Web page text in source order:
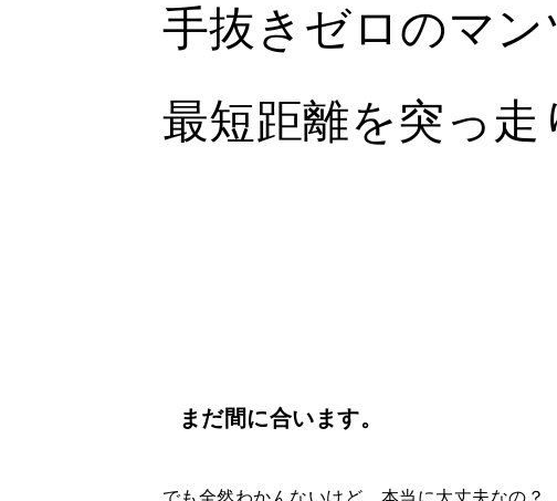
手抜きゼロのマ
最短距離を突っ走
まだ間に合います。
でも全然わかんないけど，本当に大丈夫なの？